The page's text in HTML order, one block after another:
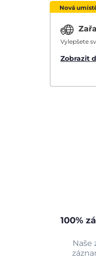
Nová
Vylepšete
Zobrazit
100%
Naše